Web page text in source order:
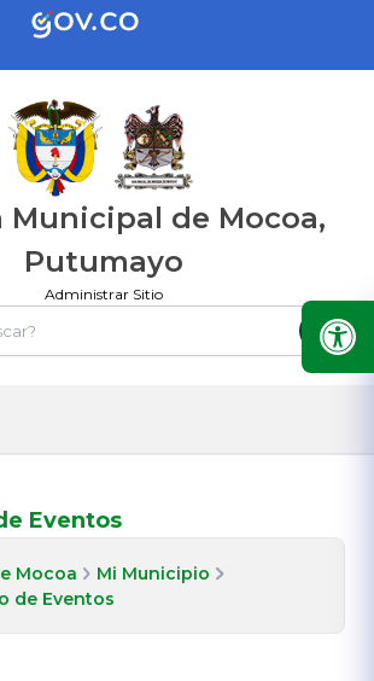
Municipal de Mocoa,
Putumayo
Administrar Sitio
Eventos
Mocoa
Mi Municipio
de Eventos